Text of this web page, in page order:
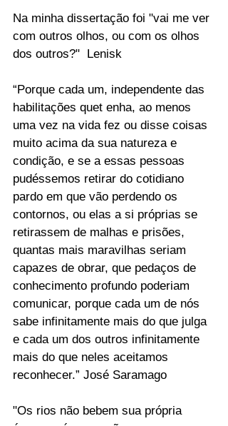
Na minha dissertação foi "vai me ver
com outros olhos, ou com os olhos
dos outros?"  Lenisk
“Porque cada um, independente das
habilitações quet enha, ao menos
uma vez na vida fez ou disse coisas
muito acima da sua natureza e
condição, e se a essas pessoas
pudéssemos retirar do cotidiano
pardo em que vão perdendo os
contornos, ou elas a si próprias se
retirassem de malhas e prisões,
quantas mais maravilhas seriam
capazes de obrar, que pedaços de
conhecimento profundo poderiam
comunicar, porque cada um de nós
sabe infinitamente mais do que julga
e cada um dos outros infinitamente
mais do que neles aceitamos
reconhecer.” José Saramago
"Os rios não bebem sua própria